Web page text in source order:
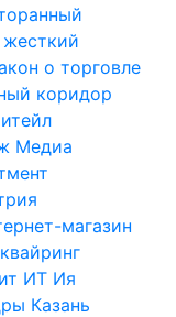
жесткий
о торговле
коридор
Медиа
магазин
ит ИТ Ия
Казань